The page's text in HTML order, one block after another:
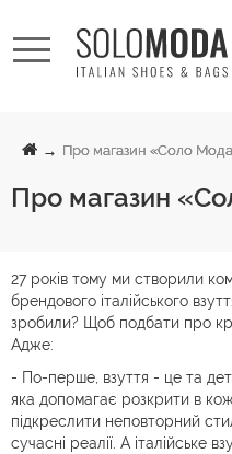
Про магазин «Соло
Про магазин
27 років тому ми створили
брендового італійського
зробили? Щоб подбати про
Адже:
- По-перше, взуття - це та
яка допомагає розкрити в
підкреслити неповторний
сучасні реалії. А італійське